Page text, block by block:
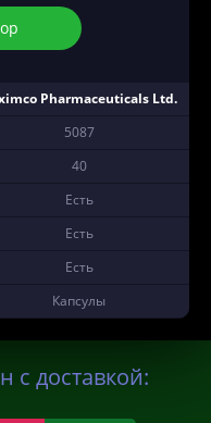
Pharmaceuticals Ltd.
5087
40
Есть
Есть
Есть
Капсулы
с доставкой: